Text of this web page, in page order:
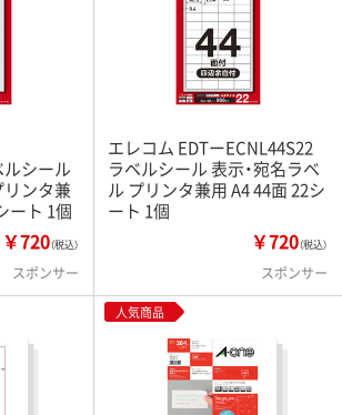
ルシール
リンタ兼
ート 1個
￥720（税込）
スポンサー
エレコム EDTーECNL44S22
ラベルシール 表示・宛名ラベ
ル プリンタ兼用 A4 44面 22シ
ート 1個
￥720（税込）
スポンサー
人気商品